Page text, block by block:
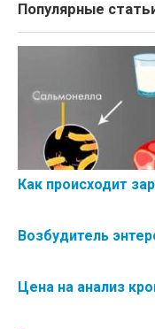
Популярные
Как происходит
Возбудитель
Цена на анализ